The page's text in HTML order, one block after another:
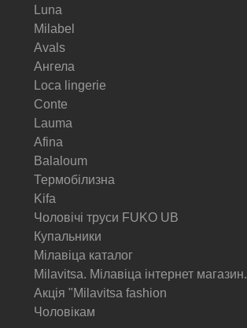
Luna
Milabel
Avals
Ангела
Loca lingerie
Conte
Lauma
Afina
Balaloum
Термобілизна
Kifa
Чоловічі труси FUKO UB
Купальники
Мілавіца каталог
Milavitsa. Мілавіца інтернет магазин.
Акція "Milavitsa fashion
Чоловікам